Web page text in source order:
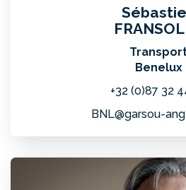
Benelux
+32 (0)87 32
BNL@garsou-